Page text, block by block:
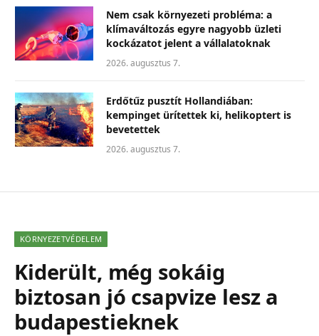
Nem csak környezeti probléma: a
klímaváltozás egyre nagyobb üzleti
kockázatot jelent a vállalatoknak
2026. augusztus 7.
Erdőtűz pusztít Hollandiában:
kempinget ürítettek ki, helikoptert is
bevetettek
2026. augusztus 7.
KÖRNYEZETVÉDELEM
Kiderült, még sokáig
biztosan jó csapvize lesz a
budapestieknek